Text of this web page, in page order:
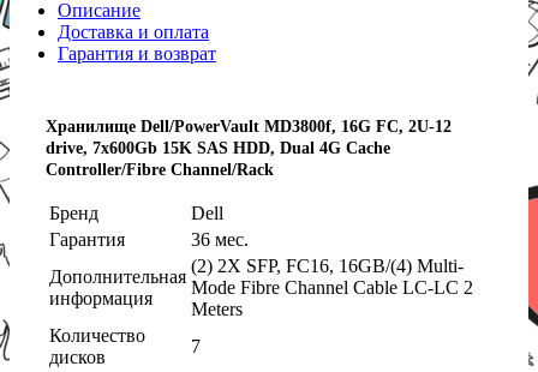
Описание
Доставка и оплата
Гарантия и возврат
Хранилище Dell/PowerVault MD3800f, 16G FC, 2U-12
drive, 7x600Gb 15K SAS HDD, Dual 4G Cache
Controller/Fibre Channel/Rack
Бренд
Dell
Гарантия
36 мес.
Дополнительная
информация
(2) 2X SFP, FC16, 16GB/(4) Multi-
Mode Fibre Channel Cable LC-LC 2
Meters
Количество
дисков
7